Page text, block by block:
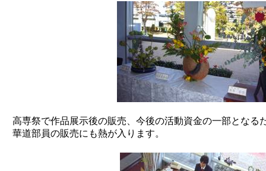
高専祭で作品展示後の販売、今後の活動資金の一部となる
華道部員の販売にも熱が入ります。